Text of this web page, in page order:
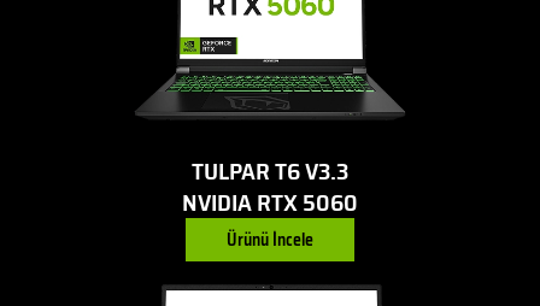
TULPAR T6 V3.3
NVIDIA RTX 5060
Ürünü İncele